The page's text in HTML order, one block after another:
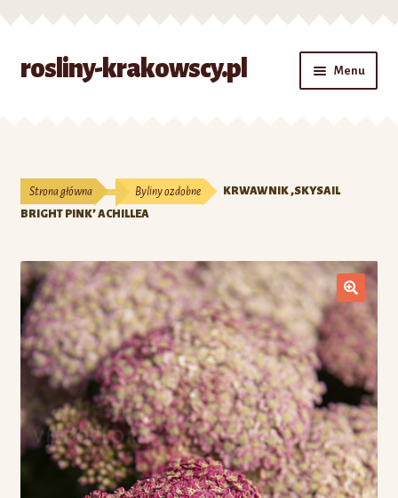
Przejdź
Przejdź
rosliny-krakowscy.pl Menu
Kontakt
Moje konto
O nas
Zamówienie
Strona główna Byliny ozdobne
KRWAWNIK ‚SKYSAIL
BRIGHT PINK’ ACHILLEA